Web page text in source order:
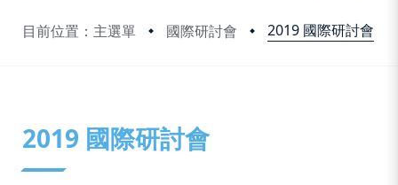
目前位置：主選單 國際研討會 2019 國際研討會
2019 國際研討會